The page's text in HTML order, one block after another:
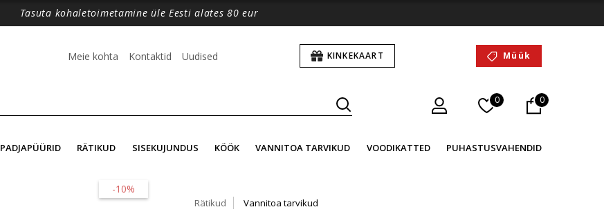
Tasuta kohaletoimetamine üle Eesti alates 80 eur
Meie kohta Kontaktid Uudised KINKEKAART Müük
0 0
PADJAPÜÜRID RÄTIKUD SISEKUJUNDUS KÖÖK VANNITOA TARVIKUD VOODIKATTED PUHASTUSVAHENDID
-10%
Rätikud Vannitoa tarvikud